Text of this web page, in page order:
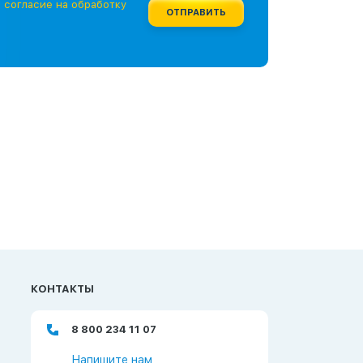
согласие на обработку
ОТПРАВИТЬ
КОНТАКТЫ
8 800 234 11 07
Напишите нам